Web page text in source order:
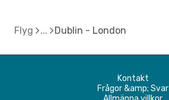
Flyg Dublin - London
Kontakt
Frågor &amp; Svar